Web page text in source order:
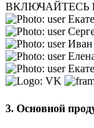
ВКЛЮЧАЙТЕСЬ
Иван
3. Основной